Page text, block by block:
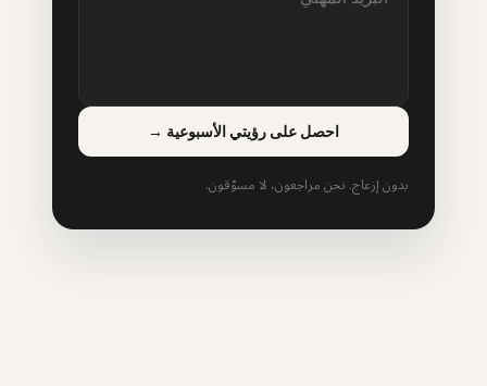
احصل على رؤيتي الأسبوعية →
بدون إزعاج. نحن مراجعون، لا مسوّقون.